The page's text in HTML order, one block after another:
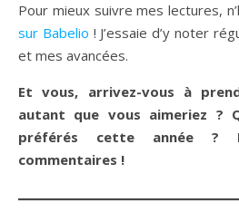
Pour mieux suivre mes lectures,
sur Babelio ! J’essaie d’y noter
et mes avancées.
Et vous, arrivez-vous à
autant que vous aimeriez ?
préférés cette année ?
commentaires !